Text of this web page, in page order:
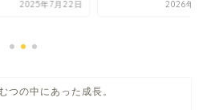
2025年7月22日 2026年7
つの中にあった成長。